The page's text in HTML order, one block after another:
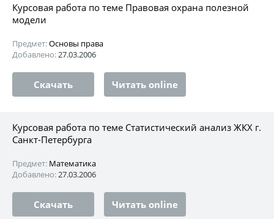
Курсовая работа по теме Правовая охрана полезной
модели
Предмет:Основы права
Добавлено:27.03.2006
Скачать Читать online
Курсовая работа по теме Статистический анализ ЖКХ г.
Санкт-Петербурга
Предмет: Математика
Добавлено:27.03.2006
Скачать Читать online